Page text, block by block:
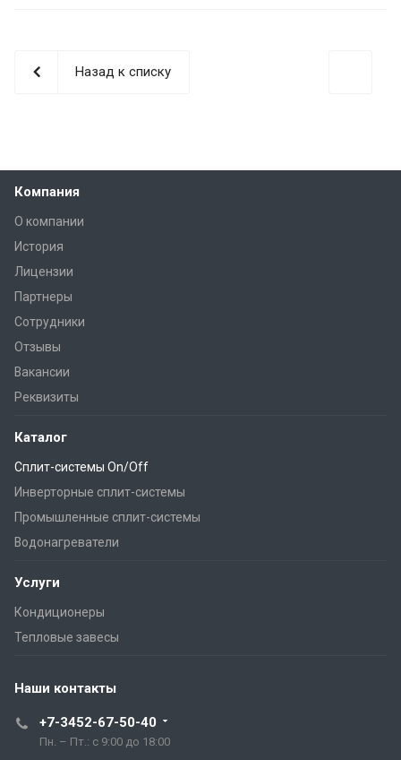
Назад к списку
Компания
О компании
История
Лицензии
Партнеры
Сотрудники
Отзывы
Вакансии
Реквизиты
Каталог
Сплит-системы On/Off
Инверторные сплит-системы
Промышленные сплит-системы
Водонагреватели
Услуги
Кондиционеры
Тепловые завесы
Наши контакты
+7-3452-67-50-40
Пн. – Пт.: с 9:00 до 18:00